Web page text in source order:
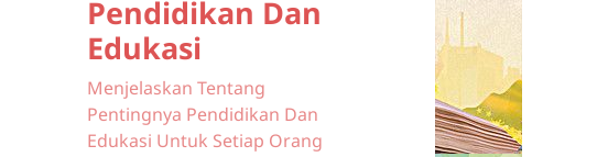
Pendidikan Dan
Edukasi
Menjelaskan Tentang
Pentingnya Pendidikan Dan
Edukasi Untuk Setiap Orang